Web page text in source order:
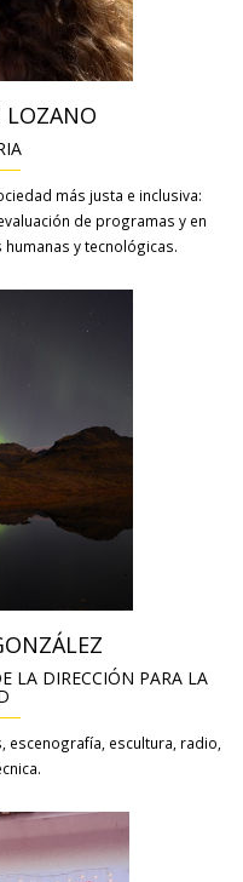
LOZANO
más justa e inclusiva:
de programas y en
y tecnológicas.
LA DIRECCIÓN PARA LA
escenografía, escultura, radio,